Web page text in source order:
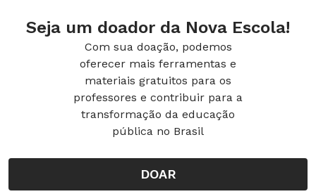
Seja um doador da Nova Escola!
Com sua doação, podemos
oferecer mais ferramentas e
materiais gratuitos para os
professores e contribuir para a
transformação da educação
pública no Brasil
DOAR